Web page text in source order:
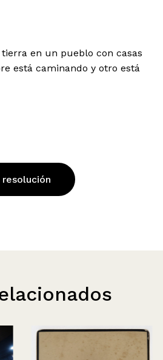
en un pueblo con casas
está caminando y otro está